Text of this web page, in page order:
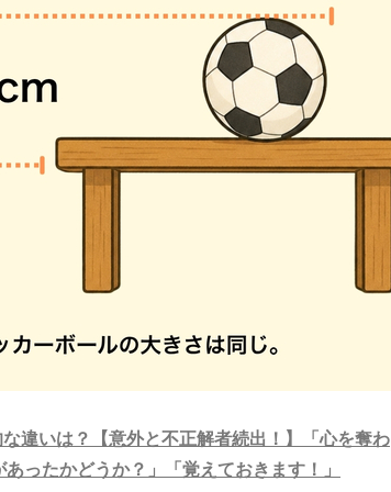
な違いは？【意外と不正解者続出！】「心を奪わ
ったかどうか？」「覚えておきます！」